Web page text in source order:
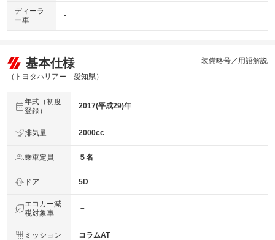
ディーラ
ー車
-
基本仕様
（トヨタハリアー 愛知県）
装備略号／用語解説
年式（初度
登録）
2017(平成29)年
排気量 2000cc
乗車定員 ５名
ドア 5D
エコカー減
税対象車
－
ミッション コラムAT